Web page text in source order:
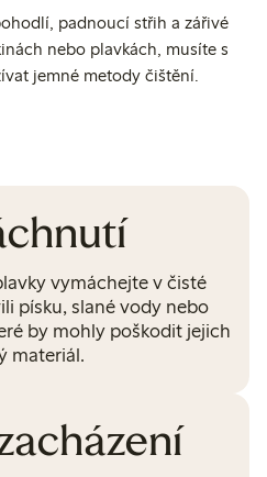
padnoucí střih a zářivé
nebo plavkách, musíte s
jemné metody čištění.
vymáchejte v čisté
písku, slané vody nebo
by mohly poškodit jejich
materiál.